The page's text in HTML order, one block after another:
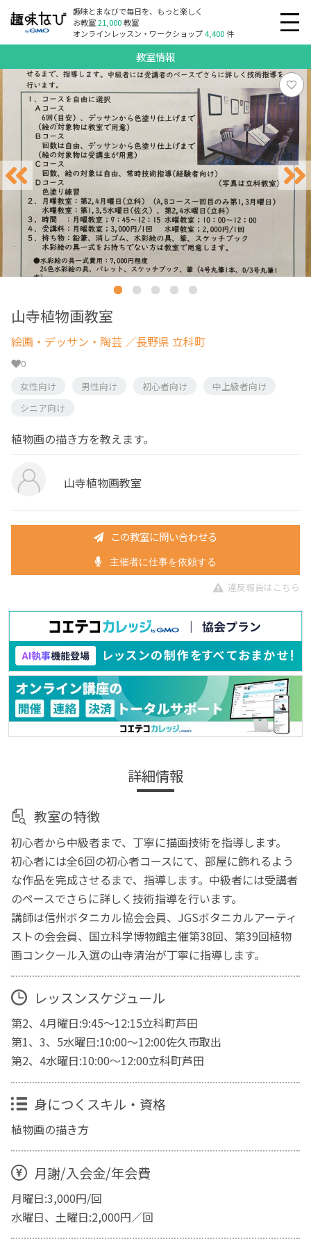
趣味とまなびで毎日を、もっと楽しく
お教室21,000教室
オンラインレッスン・ワークショップ4,400件
教室情報
山寺植物画教室
絵画・デッサン・陶芸 ／長野県 立科町
0
女性向け
男性向け 初心者向け
中上級者向け
シニア向け
植物画の描き方を教えます。
山寺植物画教室
この教室に問い合わせる
主催者に仕事を依頼する
違反報告はこちら
詳細情報
教室の特徴
初心者から中級者まで、丁寧に描画技術を指導します。
初心者には全6回の初心者コースにて、部屋に飾れるよう
な作品を完成させるまで、指導します。中級者には受講者
のペースでさらに詳しく技術指導を行います。
講師は信州ボタニカル協会会員、JGSボタニカルアーティ
ストの会会員、国立科学博物館主催第38回、第39回植物
画コンクール入選の山寺清治が丁寧に指導します。
レッスンスケジュール
第2、4月曜日:9:45〜12:15立科町芦田
第1、3、5水曜日:10:00〜12:00佐久市取出
第2、4水曜日:10:00〜12:00立科町芦田
身につくスキル・資格
植物画の描き方
月謝/入会金/年会費
月曜日:3,000円/回
水曜日、土曜日:2,000円／回